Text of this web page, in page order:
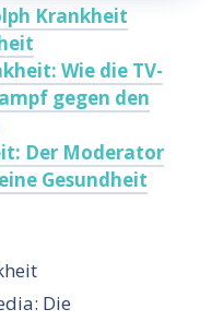
Krankheit
Wie die TV-
gegen den
Der Moderator
Gesundheit
Die